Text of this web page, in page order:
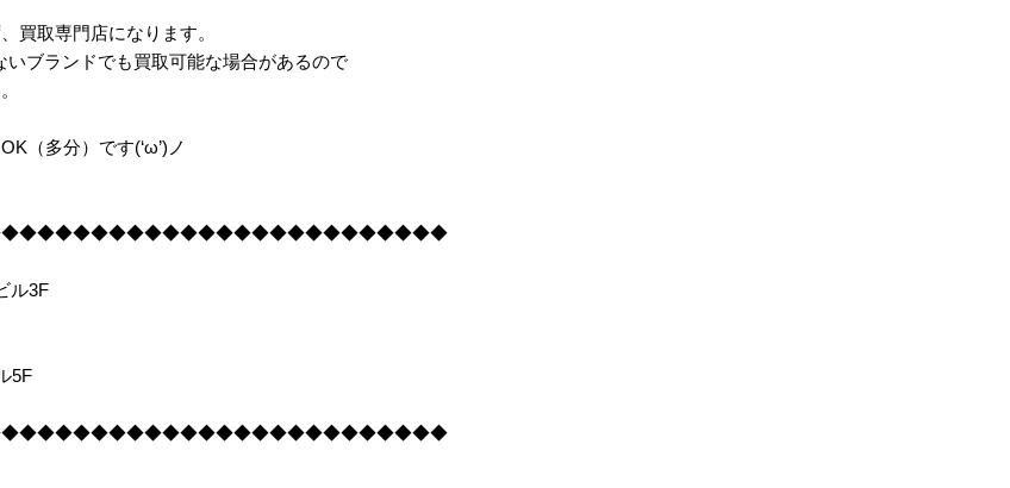
買取専門店になります。
ブランドでも買取可能な場合があるので
（多分）です(‘ω’)ノ
ル3F
5F